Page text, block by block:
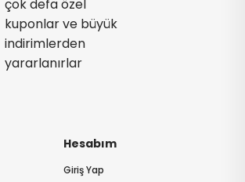
Hesabım
Giriş Yap
çok defa özel
kuponlar ve büyük
indirimlerden
yararlanırlar